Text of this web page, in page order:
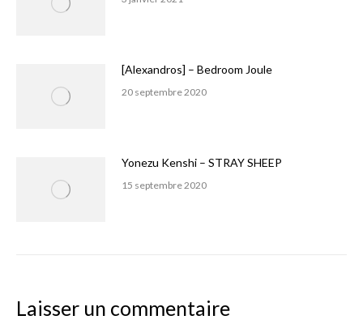
[Alexandros] – Bedroom Joule
20 septembre 2020
Yonezu Kenshi – STRAY SHEEP
15 septembre 2020
Laisser un commentaire